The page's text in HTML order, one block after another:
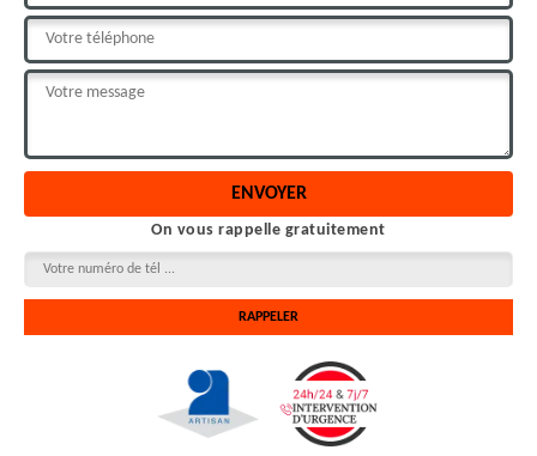
On vous rappelle gratuitement